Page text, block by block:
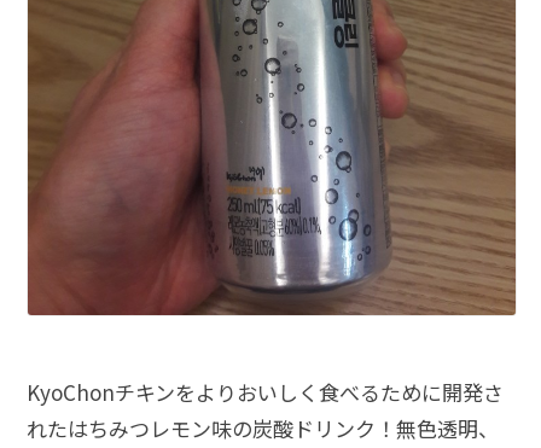
KyoChonチキンをよりおいしく食べるために開発さ
れたはちみつレモン味の炭酸ドリンク！無色透明、